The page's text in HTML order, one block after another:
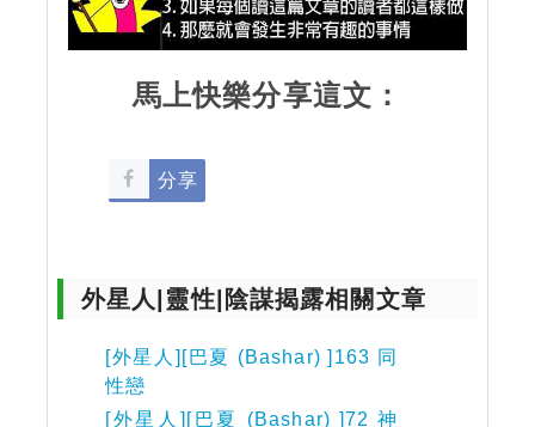
馬上快樂分享這文：
分享
外星人|靈性|陰謀揭露相關文章
[外星人][巴夏 (Bashar) ]163 同
性戀
[外星人][巴夏 (Bashar) ]72 神